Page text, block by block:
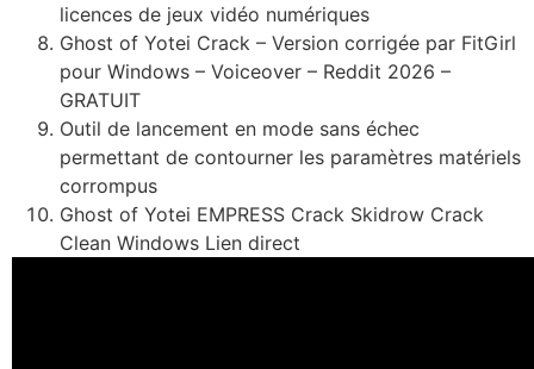
licences de jeux vidéo numériques
Ghost of Yotei Crack – Version corrigée par FitGirl
pour Windows – Voiceover – Reddit 2026 –
GRATUIT
Outil de lancement en mode sans échec
permettant de contourner les paramètres matériels
corrompus
Ghost of Yotei EMPRESS Crack Skidrow Crack
Clean Windows Lien direct